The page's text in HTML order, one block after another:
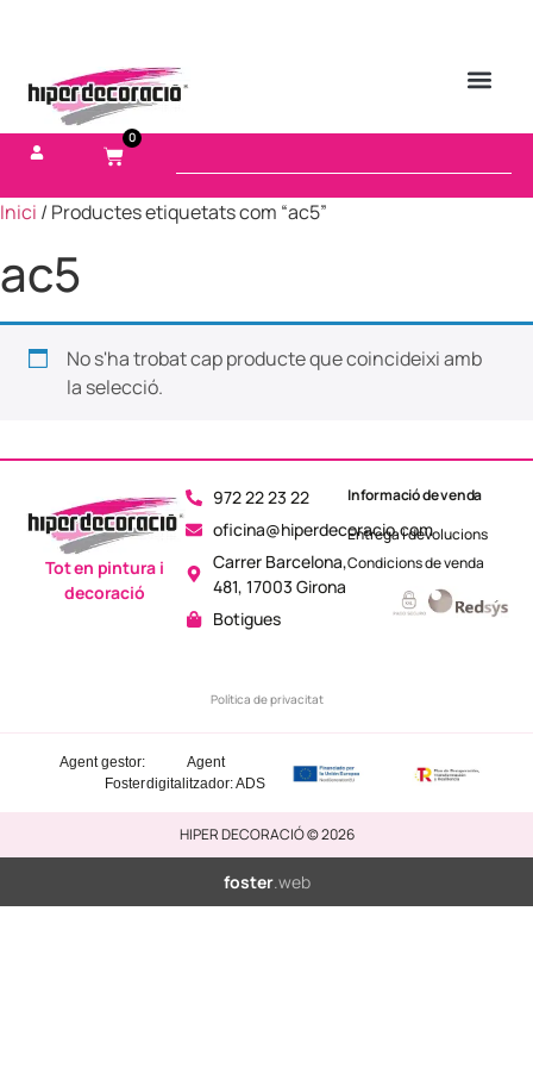
0
Inici / Productes etiquetats com “ac5”
ac5
No s'ha trobat cap producte que coincideixi amb
la selecció.
972 22 23 22
oficina@hiperdecoracio.com
Carrer Barcelona,
481, 17003 Girona
Botigues
Política de privacitat
Tot en pintura i
decoració
Informació de venda
Entrega i devolucions
Condicions de venda
Agent
digitalitzador: ADS
Agent gestor:
Foster
HIPER DECORACIÓ © 2026
foster.web